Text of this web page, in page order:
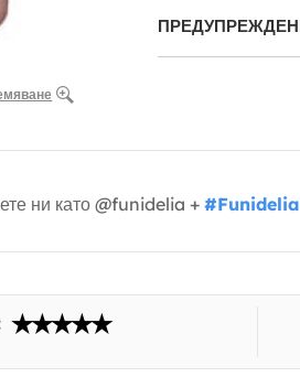
ни като @funidelia + #Funidelia